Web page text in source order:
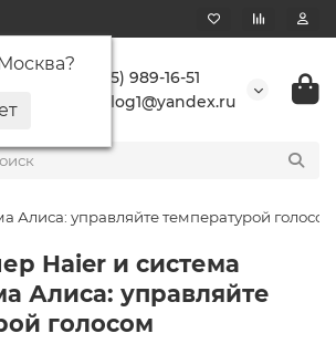
Москва?
+7 (495) 989-16-51
buranlog1@yandex.ru
управляйте температурой голосом
Haier и система
Алиса: управляйте
голосом